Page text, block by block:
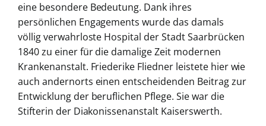
eine besondere Bedeutung. Dank ihres
persönlichen Engagements wurde das damals
völlig verwahrloste Hospital der Stadt Saarbrücken
1840 zu einer für die damalige Zeit modernen
Krankenanstalt. Friederike Fliedner leistete hier wie
auch andernorts einen entscheidenden Beitrag zur
Entwicklung der beruflichen Pflege. Sie war die
Stifterin der Diakonissenanstalt Kaiserswerth.